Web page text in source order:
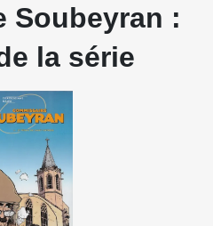
Soubeyran :
la série